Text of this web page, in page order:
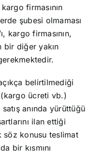
firmasının
şubesi olmaması
kargo firmasının,
bir diğer yakın
belirtilmediği
(kargo ücreti vb.)
anında yürüttüğü
ilan ettiği
söz konusu teslimat
bir kısmını